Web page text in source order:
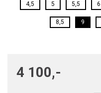
4,5 5 5,5 6
8,5 9
4 100,-